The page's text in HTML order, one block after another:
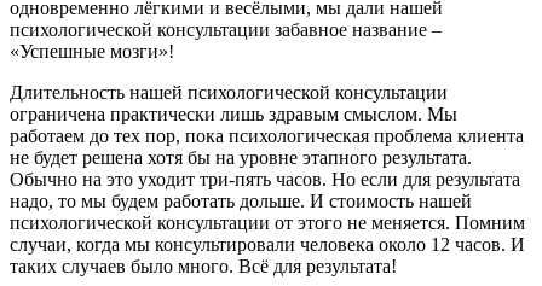
одновременно лёгкими и весёлыми, мы дали нашей
психологической консультации забавное название –
«Успешные мозги»!
Длительность нашей психологической консультации
ограничена практически лишь здравым смыслом. Мы
работаем до тех пор, пока психологическая проблема клиента
не будет решена хотя бы на уровне этапного результата.
Обычно на это уходит три-пять часов. Но если для результата
надо, то мы будем работать дольше. И стоимость нашей
психологической консультации от этого не меняется. Помним
случаи, когда мы консультировали человека около 12 часов. И
таких случаев было много. Всё для результата!